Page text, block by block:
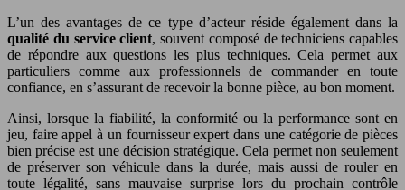
L’un des avantages de ce type d’acteur réside également dans la
qualité du service client, souvent composé de techniciens capables
de répondre aux questions les plus techniques. Cela permet aux
particuliers comme aux professionnels de commander en toute
confiance, en s’assurant de recevoir la bonne pièce, au bon moment.
Ainsi, lorsque la fiabilité, la conformité ou la performance sont en
jeu, faire appel à un fournisseur expert dans une catégorie de pièces
bien précise est une décision stratégique. Cela permet non seulement
de préserver son véhicule dans la durée, mais aussi de rouler en
toute légalité, sans mauvaise surprise lors du prochain contrôle